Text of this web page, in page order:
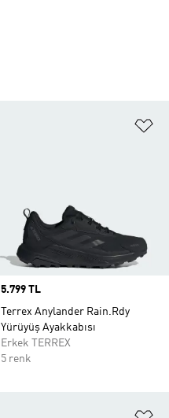
Price
5.799 TL
Terrex Anylander Rain.Rdy
Yürüyüş Ayakkabısı
Erkek TERREX
5 renk